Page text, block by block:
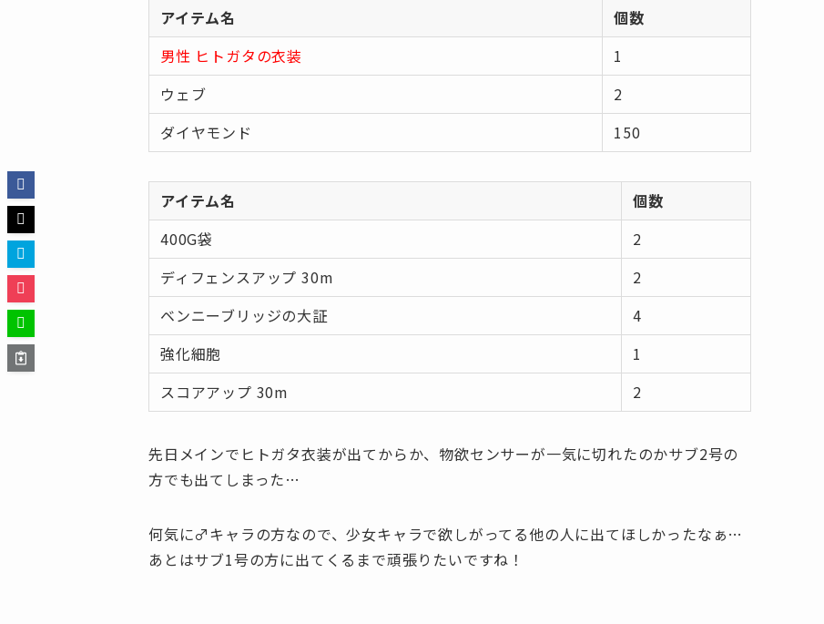
アイテム名
個数
男性 ヒトガタの衣装
1
ウェブ
2
ダイヤモンド
150
アイテム名
個数
400G袋
2
ディフェンスアップ 30m
2
ベンニーブリッジの大証
4
強化細胞
1
スコアアップ 30m
2
先日メインでヒトガタ衣装が出てからか、物欲センサーが一気に切れたのかサブ2号の
方でも出てしまった…
何気に♂キャラの方なので、少女キャラで欲しがってる他の人に出てほしかったなぁ…
あとはサブ1号の方に出てくるまで頑張りたいですね！